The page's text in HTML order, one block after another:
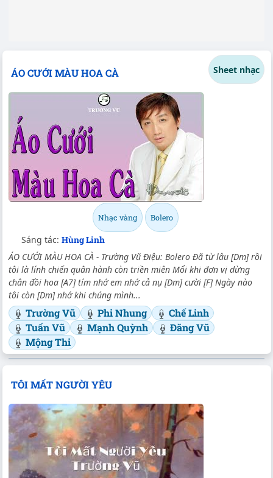
ÁO CƯỚI MÀU HOA CÀ Sheet nhạc
Nhạc vàng Bolero
Sáng tác: Hùng Linh
ÁO CƯỚI MÀU HOA CÀ - Trường Vũ Điệu: Bolero Đã từ lâu [Dm] rồi
tôi là lính chiến quân hành còn triền miên Mổi khi đơn vị dừng
chân đồi hoa [A7] tím nhớ em nhớ cả nụ [Dm] cười [F] Ngày nào
tôi còn [Dm] nhớ khi chúng mình...
Trường Vũ Phi Nhung
Chế Linh
Tuấn Vũ
Mạnh Quỳnh
Đăng Vũ
Mộng Thi
TÔI MẤT NGƯỜI YÊU